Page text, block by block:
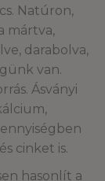
Natúron,
mártva,
darabolva,
van.
Ásványi
cinket is.
hasonlít a